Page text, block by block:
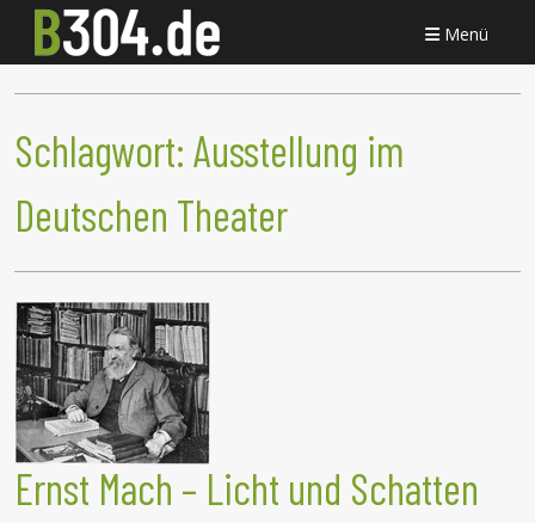
Menü
Schlagwort: Ausstellung im
Deutschen Theater
Ernst Mach – Licht und Schatten